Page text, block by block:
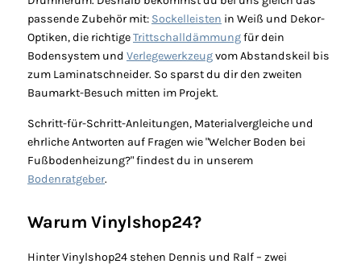
passende Zubehör mit: Sockelleisten in Weiß und Dekor-
Optiken, die richtigeTrittschalldämmungfür dein
Bodensystem und Verlegewerkzeugvom Abstandskeil bis
zum Laminatschneider. So sparst du dir den zweiten
Baumarkt-Besuch mitten im Projekt.
Schritt-für-Schritt-Anleitungen, Materialvergleiche und
ehrliche Antworten auf Fragen wie "Welcher Boden bei
Fußbodenheizung?" findest du in unserem
Bodenratgeber.
Warum Vinylshop24?
Hinter Vinylshop24 stehen Dennis und Ralf – zwei